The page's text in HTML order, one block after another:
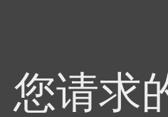
您请求